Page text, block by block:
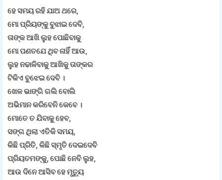
ହେ ସମୟ ରହି ଯାଅ ଥରେ,
ମୋ ପ୍ରିୟଙ୍କୁ ବୁଝାଇ ଦେବି,
ତାଙ୍କ ଆଖି ଲୁହ ପୋଛିବାକୁ
ମୋ ପଣତଯେ ଥିବ ନାହିଁ ଆଉ,
ଲୁହ ନଢାଳିବାକୁ ଆଖିକୁ ତାଙ୍କର
ଟିକିଏ ବୁଝେଇ ଦେବି ।
ଖେଳ ଭାଙ୍ଗି ଗଲି ବୋଲି
ଅଭିମାନ କରିବେନି କେବେ ।
ମୋତେ ତ ଯିବାକୁ ହେବ,
ସଙ୍ଗ ଥିଲା ଏତିକି ସମୟ,
କିଛି ପ୍ରିତି, କିଛି ସ୍ମୃତି ଦେଇଦେବି
ପ୍ରିୟତମଙ୍କୁ, ପୋଛି ନେବି ଲୁହ,
ଆଉ ଦିନେ ଆସିବ ହେ ମୃତ୍ୟୁ